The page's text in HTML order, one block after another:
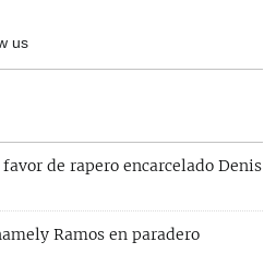
us
de rapero encarcelado Denis
Ramos en paradero